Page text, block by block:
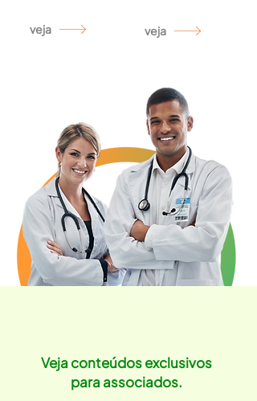
veja veja
Veja conteúdos exclusivos
para associados.